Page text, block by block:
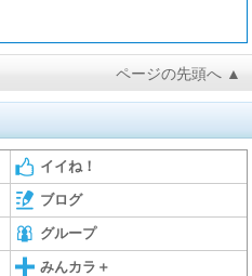
ページの先頭へ ▲
イイね！
ブログ
グループ
みんカラ＋